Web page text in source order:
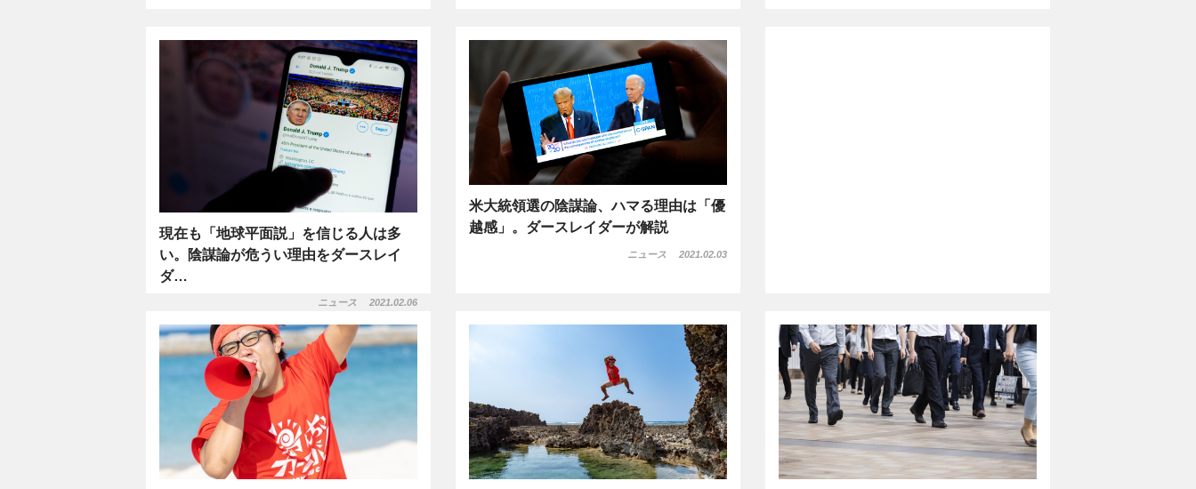
現在も「地球平面説」を信じる人は多
い。陰謀論が危うい理由をダースレイ
ダ…
ニュース 2021.02.06
米大統領選の陰謀論、ハマる理由は「優
越感」。ダースレイダーが解説
ニュース 2021.02.03